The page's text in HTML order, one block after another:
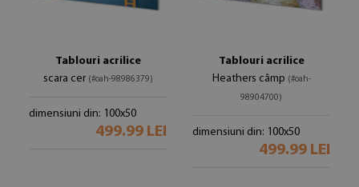
Tablouri acrilice
scara cer (#oah-98986379)
dimensiuni din: 100x50
499.99 LEI
Tablouri acrilice
Heathers câmp (#oah-
98904700)
dimensiuni din: 100x50
499.99 LEI